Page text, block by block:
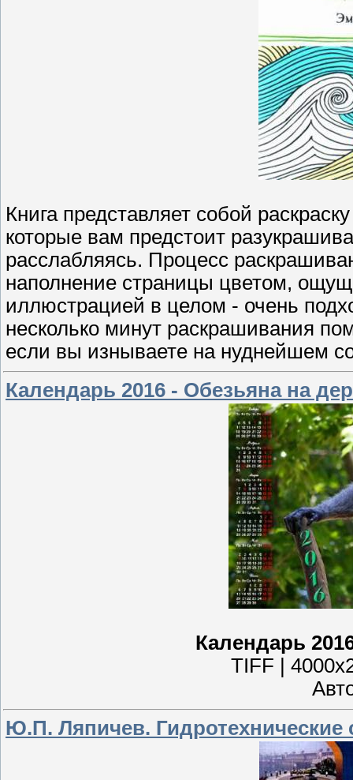
Книга представляет собой
которые вам предстоит
расслабляясь. Процесс
наполнение страницы цветом,
иллюстрацией в целом - очень
несколько минут раскрашивания
если вы изнываете на нуднейшем
Календарь 2016 - Обезьяна на
Календарь
TIFF |
Ю.П. Ляпичев. Гидротехнические